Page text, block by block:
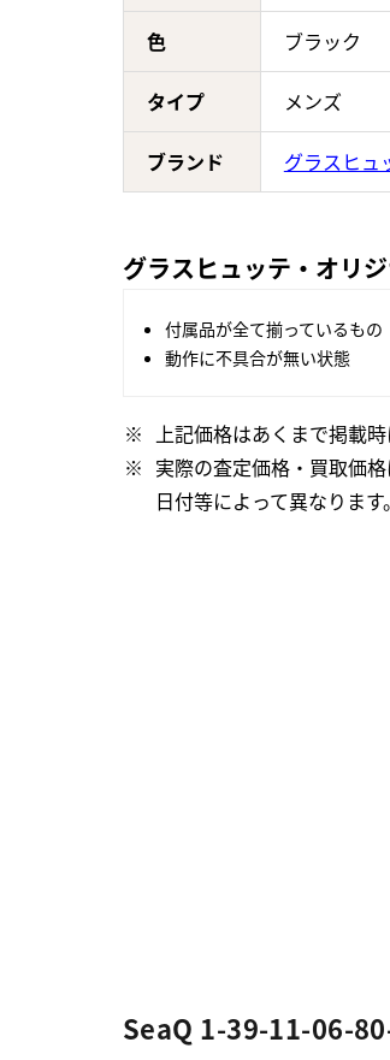
色 ブラック
タイプ メンズ
ブランド グラスヒュ
グラスヒュッテ・オリ
付属品が全て揃っているもの
動作に不具合が無い状態
上記価格はあくまで掲載
実際の査定価格・買取価
日付等によって異なりま
SeaQ 1-39-11-06-